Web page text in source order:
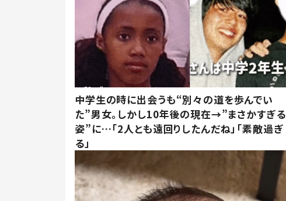
中学生の時に出会うも“別々の道を歩んでい
た”男女。しかし10年後の現在→”まさかすぎる
姿”に…「2人とも遠回りしたんだね」「素敵過ぎ
る」